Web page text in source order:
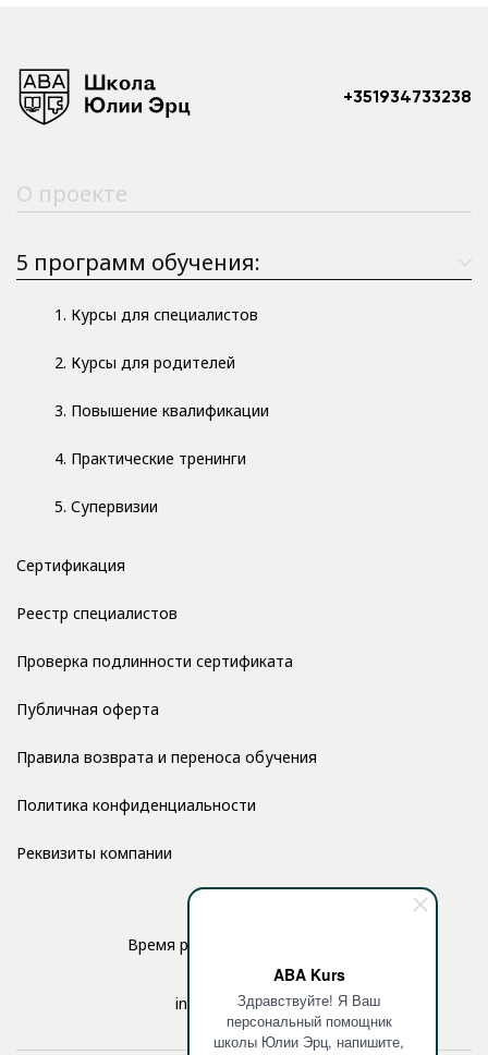
ABA Kurs
Здравствуйте! Я Ваш
персональный помощник
школы Юлии Эрц, напишите,
+351934733238
О проекте
5 программ обучения:
1. Курсы для специалистов
2. Курсы для родителей
3. Повышение квалификации
4. Практические тренинги
5. Супервизии
Сертификация
Реестр специалистов
Проверка подлинности сертификата
Публичная оферта
Правила возврата и переноса обучения
Политика конфиденциальности
Реквизиты компании
Время работы: с 10:00 до 17:00
info@aba-kurs.com